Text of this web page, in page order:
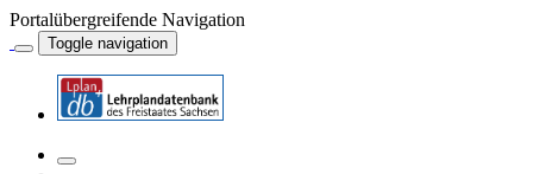
Portalübergreifende Navigation
Toggle navigation